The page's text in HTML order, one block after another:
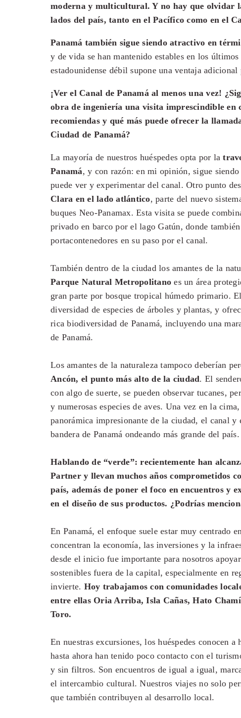
moderna y multicultural. Y no hay que olvidar
lados del país, tanto en el Pacífico como en el
Panamá también sigue siendo atractivo en
y de vida se han mantenido estables en los
estadounidense débil supone una ventaja
¡Ver el Canal de Panamá al menos una vez!
obra de ingeniería una visita imprescindible en
recomiendas y qué más puede ofrecer la
Ciudad de Panamá?
La mayoría de nuestros huéspedes opta por la
Panamá, y con razón: en mi opinión, sigue
puede ver y experimentar del canal. Otro punto
Clara en el lado atlántico, parte del nuevo
buques Neo-Panamax. Esta visita se puede
privado en barco por el lago Gatún, donde
portacontenedores en su paso por el canal.
También dentro de la ciudad los amantes de la
Parque Natural Metropolitano es un área
gran parte por bosque tropical húmedo primario.
diversidad de especies de árboles y plantas, y
rica biodiversidad de Panamá, incluyendo una
de Panamá.
Los amantes de la naturaleza tampoco deberían
Ancón, el punto más alto de la ciudad. El
con algo de suerte, se pueden observar tucanes,
y numerosas especies de aves. Una vez en la
panorámica impresionante de la ciudad, el canal
bandera de Panamá ondeando más grande del país.
Hablando de “verde”: recientemente han
Partner y llevan muchos años comprometidos
país, además de poner el foco en encuentros y
en el diseño de sus productos. ¿Podrías
En Panamá, el enfoque suele estar muy centrado
concentran la economía, las inversiones y la
desde el inicio fue importante para nosotros
sostenibles fuera de la capital, especialmente en
invierte. Hoy trabajamos con comunidades
entre ellas Oria Arriba, Isla Cañas, Hato
Toro.
En nuestras excursiones, los huéspedes conocen a
hasta ahora han tenido poco contacto con el
y sin filtros. Son encuentros de igual a igual,
el intercambio cultural. Nuestros viajes no solo
que también contribuyen al desarrollo local.